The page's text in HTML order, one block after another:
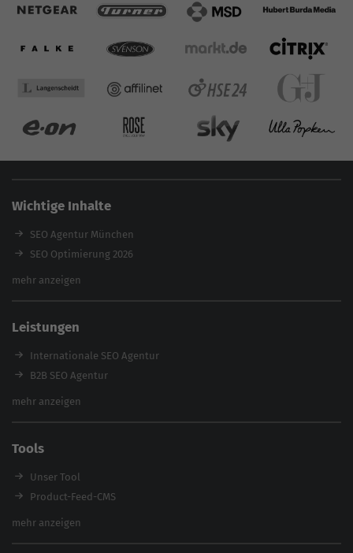
Wichtige Inhalte
SEO Agentur München
SEO Optimierung 2026
Backlink-Audit 2026
Referenzen
E-Books
Magazin
mehr anzeigen
Leistungen
Internationale SEO Agentur
B2B SEO Agentur
Inhouse SEO Agentur
Enterprise SEO Agentur
Workshops
mehr anzeigen
Tools
Unser Tool
Product-Feed-CMS
Website Analyse
mehr anzeigen